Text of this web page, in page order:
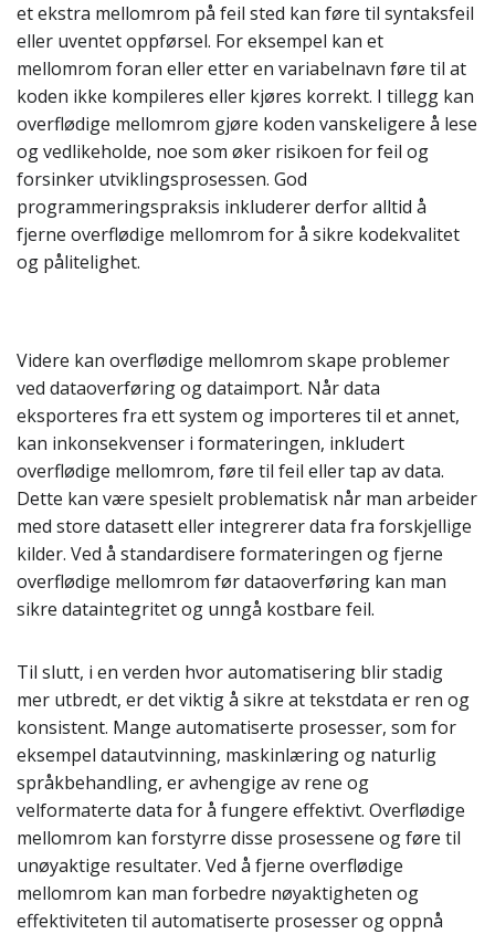
et ekstra mellomrom på feil sted kan føre til syntaksfeil
eller uventet oppførsel. For eksempel kan et
mellomrom foran eller etter en variabelnavn føre til at
koden ikke kompileres eller kjøres korrekt. I tillegg kan
overflødige mellomrom gjøre koden vanskeligere å lese
og vedlikeholde, noe som øker risikoen for feil og
forsinker utviklingsprosessen. God
programmeringspraksis inkluderer derfor alltid å
fjerne overflødige mellomrom for å sikre kodekvalitet
og pålitelighet.
Videre kan overflødige mellomrom skape problemer
ved dataoverføring og dataimport. Når data
eksporteres fra ett system og importeres til et annet,
kan inkonsekvenser i formateringen, inkludert
overflødige mellomrom, føre til feil eller tap av data.
Dette kan være spesielt problematisk når man arbeider
med store datasett eller integrerer data fra forskjellige
kilder. Ved å standardisere formateringen og fjerne
overflødige mellomrom før dataoverføring kan man
sikre dataintegritet og unngå kostbare feil.
Til slutt, i en verden hvor automatisering blir stadig
mer utbredt, er det viktig å sikre at tekstdata er ren og
konsistent. Mange automatiserte prosesser, som for
eksempel datautvinning, maskinlæring og naturlig
språkbehandling, er avhengige av rene og
velformaterte data for å fungere effektivt. Overflødige
mellomrom kan forstyrre disse prosessene og føre til
unøyaktige resultater. Ved å fjerne overflødige
mellomrom kan man forbedre nøyaktigheten og
effektiviteten til automatiserte prosesser og oppnå